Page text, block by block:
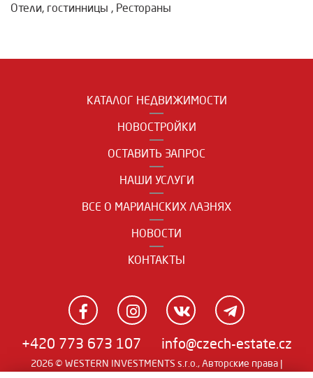
Отели, гостинницы , Рестораны
КАТАЛОГ НЕДВИЖИМОСТИ
НОВОСТРОЙКИ
ОСТАВИТЬ ЗАПРОС
НАШИ УСЛУГИ
ВСЕ О МАРИАНСКИХ ЛАЗНЯХ
НОВОСТИ
КОНТАКТЫ
+420 773 673 107 info@czech-estate.cz
2026 © WESTERN INVESTMENTS s.r.o., Авторские права |